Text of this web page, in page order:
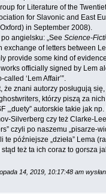
for Literature of the
for Slavonic and East
in ‎September 2008).‎
angielsku: „SeeScience-
exchange of letters between
provide some kind ‎of
officially signed by Lem
‘Lem Affair’‟.‎
że znani autorzy posługują
którzy piszą za
,„duety” autorskie takie ‎jak
Silverberg czy też Clarke-
czyli po naszemu „pisarze-
‎te późniejsze „dzieła” Lema
też ta ich coraz to gorsza
14, 2019, 10:17:48 am